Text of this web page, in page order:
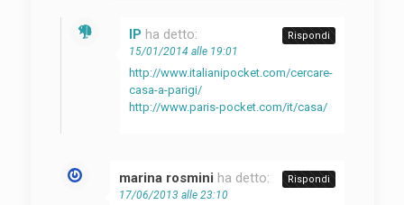
IP ha detto:
15/01/2014 alle 19:01
http://www.italianipocket.com/cercare-
casa-a-parigi/
http://www.paris-pocket.com/it/casa/
Rispondi
marina rosmini ha detto:
17/06/2013 alle 23:10
Rispondi